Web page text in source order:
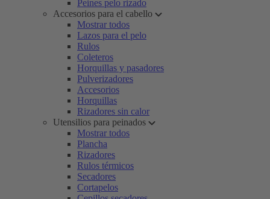
Peines pelo rizado
Accesorios para el cabello
Mostrar todos
Lazos para el pelo
Rulos
Coleteros
Horquillas y pasadores
Pulverizadores
Accesorios
Horquillas
Rizadores sin calor
Utensilios para peinados
Mostrar todos
Plancha
Rizadores
Rulos térmicos
Secadores
Cortapelos